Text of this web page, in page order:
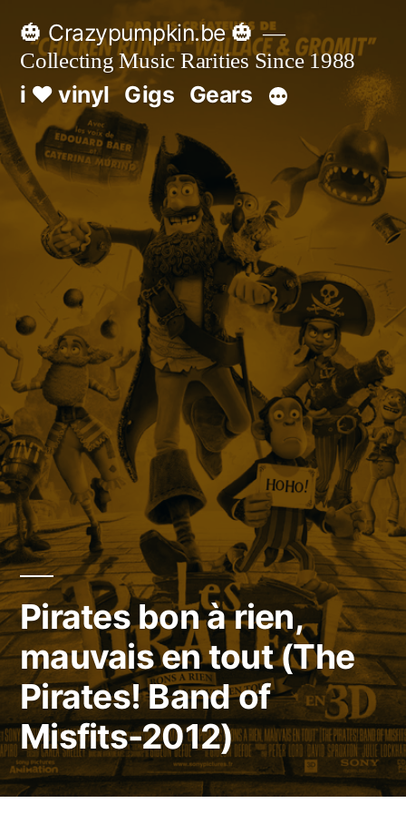
Skip
content
🎃 Crazypumpkin.be 🎃
Collecting Music Rarities Since 1988
i ♥ vinyl Gigs Gears
Pirates bon à rien,
mauvais en tout (The
Pirates! Band of
Misfits-2012)